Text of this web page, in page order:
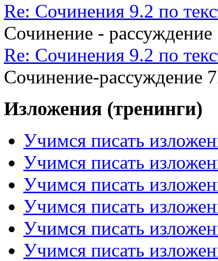
Re: Сочинения 9.2 по
Сочинение - рассуждение
Re: Сочинения 9.2 по
Сочинение-рассуждение
Изложения (тренинги)
Учимся писать
Учимся писать
Учимся писать
Учимся писать
Учимся писать
Учимся писать